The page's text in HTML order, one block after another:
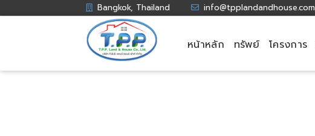
Bangkok, Thailand info@tpplandandhouse.com
หน้าหลัก ทรัพย์ โครงการ